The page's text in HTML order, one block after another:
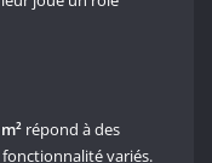
répond à des
fonctionnalité variés.